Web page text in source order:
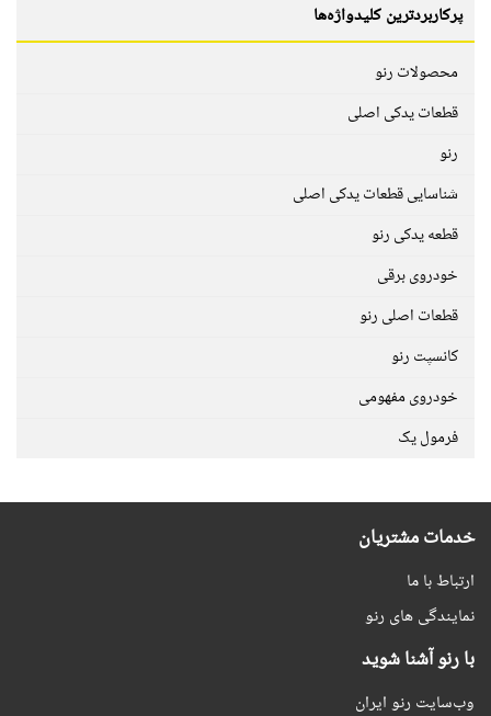
پرکاربردترین کلیدواژه‌ها
محصولات رنو
قطعات یدکی اصلی
رنو
شناسایی قطعات یدکی اصلی
قطعه یدکی رنو
خودروی برقی
قطعات اصلی رنو
کانسپت رنو
خودروی مفهومی
فرمول یک
خدمات مشتریان
ارتباط با ما
نمایندگی های رنو
با رنو آشنا شوید
وب‌سایت رنو ایران